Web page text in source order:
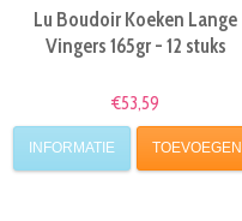
Lu Boudoir Koeken Lange
Vingers 165gr - 12 stuks
€53,59
INFORMATIE TOEVOEGEN